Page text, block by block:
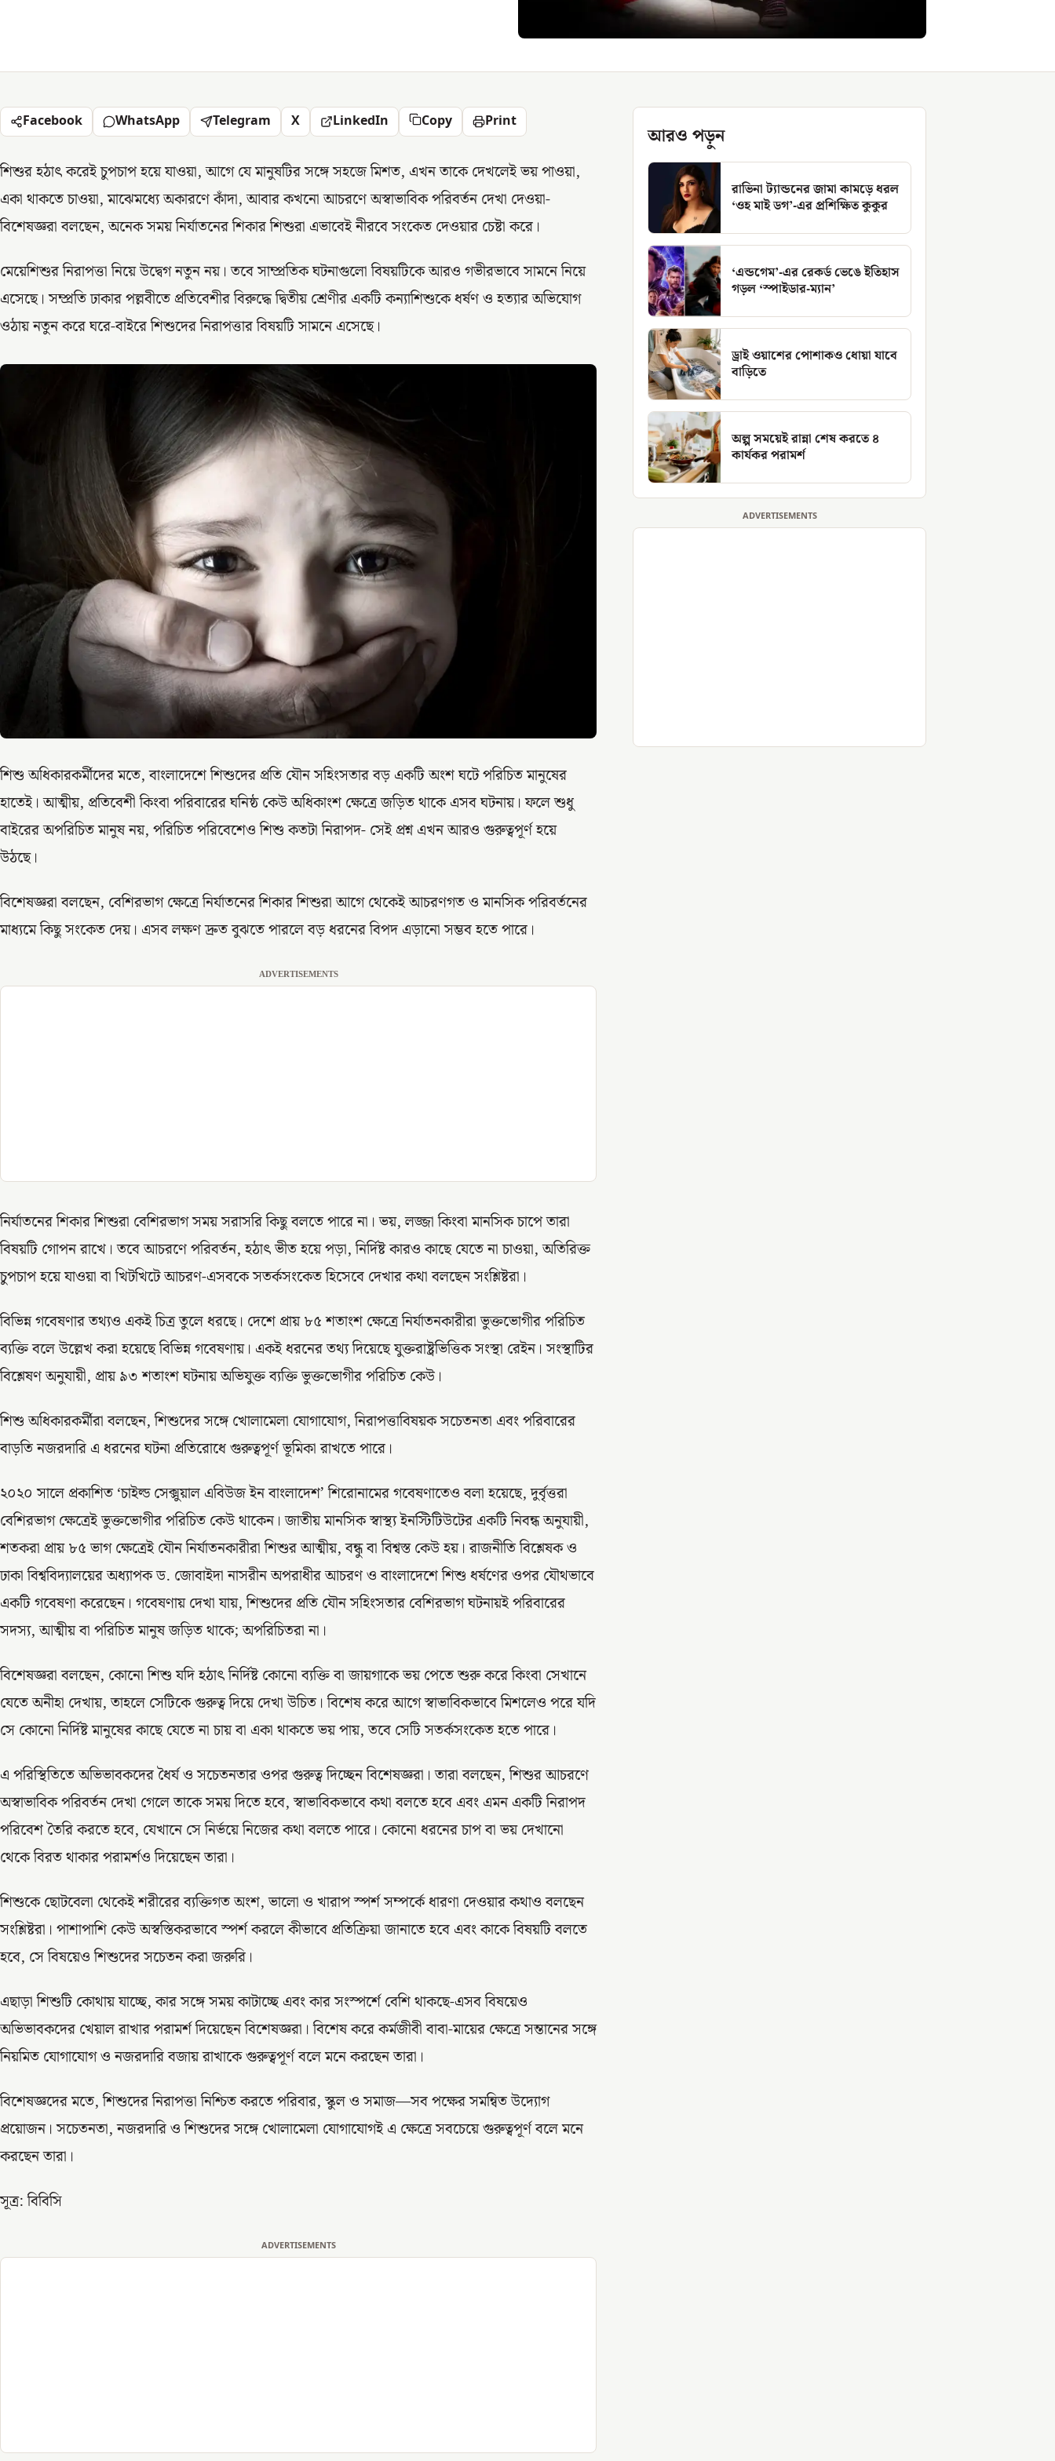
Facebook WhatsApp Telegram X LinkedIn Copy Print
শিশুর হঠাৎ করেই চুপচাপ হয়ে যাওয়া, আগে যে মানুষটির সঙ্গে সহজে মিশত, এখন তাকে দেখলেই ভয় পাওয়া,
একা থাকতে চাওয়া, মাঝেমধ্যে অকারণে কাঁদা, আবার কখনো আচরণে অস্বাভাবিক পরিবর্তন দেখা দেওয়া-
বিশেষজ্ঞরা বলছেন, অনেক সময় নির্যাতনের শিকার শিশুরা এভাবেই নীরবে সংকেত দেওয়ার চেষ্টা করে।
মেয়েশিশুর নিরাপত্তা নিয়ে উদ্বেগ নতুন নয়। তবে সাম্প্রতিক ঘটনাগুলো বিষয়টিকে আরও গভীরভাবে সামনে নিয়ে
এসেছে। সম্প্রতি ঢাকার পল্লবীতে প্রতিবেশীর বিরুদ্ধে দ্বিতীয় শ্রেণীর একটি কন্যাশিশুকে ধর্ষণ ও হত্যার অভিযোগ
ওঠায় নতুন করে ঘরে-বাইরে শিশুদের নিরাপত্তার বিষয়টি সামনে এসেছে।
শিশু অধিকারকর্মীদের মতে, বাংলাদেশে শিশুদের প্রতি যৌন সহিংসতার বড় একটি অংশ ঘটে পরিচিত মানুষের
হাতেই। আত্মীয়, প্রতিবেশী কিংবা পরিবারের ঘনিষ্ঠ কেউ অধিকাংশ ক্ষেত্রে জড়িত থাকে এসব ঘটনায়। ফলে শুধু
বাইরের অপরিচিত মানুষ নয়, পরিচিত পরিবেশেও শিশু কতটা নিরাপদ- সেই প্রশ্ন এখন আরও গুরুত্বপূর্ণ হয়ে
উঠছে।
বিশেষজ্ঞরা বলছেন, বেশিরভাগ ক্ষেত্রে নির্যাতনের শিকার শিশুরা আগে থেকেই আচরণগত ও মানসিক পরিবর্তনের
মাধ্যমে কিছু সংকেত দেয়। এসব লক্ষণ দ্রুত বুঝতে পারলে বড় ধরনের বিপদ এড়ানো সম্ভব হতে পারে।
ADVERTISEMENTS
নির্যাতনের শিকার শিশুরা বেশিরভাগ সময় সরাসরি কিছু বলতে পারে না। ভয়, লজ্জা কিংবা মানসিক চাপে তারা
বিষয়টি গোপন রাখে। তবে আচরণে পরিবর্তন, হঠাৎ ভীত হয়ে পড়া, নির্দিষ্ট কারও কাছে যেতে না চাওয়া, অতিরিক্ত
চুপচাপ হয়ে যাওয়া বা খিটখিটে আচরণ-এসবকে সতর্কসংকেত হিসেবে দেখার কথা বলছেন সংশ্লিষ্টরা।
বিভিন্ন গবেষণার তথ্যও একই চিত্র তুলে ধরছে। দেশে প্রায় ৮৫ শতাংশ ক্ষেত্রে নির্যাতনকারীরা ভুক্তভোগীর পরিচিত
ব্যক্তি বলে উল্লেখ করা হয়েছে বিভিন্ন গবেষণায়। একই ধরনের তথ্য দিয়েছে যুক্তরাষ্ট্রভিত্তিক সংস্থা রেইন। সংস্থাটির
বিশ্লেষণ অনুযায়ী, প্রায় ৯৩ শতাংশ ঘটনায় অভিযুক্ত ব্যক্তি ভুক্তভোগীর পরিচিত কেউ।
শিশু অধিকারকর্মীরা বলছেন, শিশুদের সঙ্গে খোলামেলা যোগাযোগ, নিরাপত্তাবিষয়ক সচেতনতা এবং পরিবারের
বাড়তি নজরদারি এ ধরনের ঘটনা প্রতিরোধে গুরুত্বপূর্ণ ভূমিকা রাখতে পারে।
২০২০ সালে প্রকাশিত ‘চাইল্ড সেক্সুয়াল এবিউজ ইন বাংলাদেশ’ শিরোনামের গবেষণাতেও বলা হয়েছে, দুর্বৃত্তরা
বেশিরভাগ ক্ষেত্রেই ভুক্তভোগীর পরিচিত কেউ থাকেন। জাতীয় মানসিক স্বাস্থ্য ইনস্টিটিউটের একটি নিবন্ধ অনুযায়ী,
শতকরা প্রায় ৮৫ ভাগ ক্ষেত্রেই যৌন নির্যাতনকারীরা শিশুর আত্মীয়, বন্ধু বা বিশ্বস্ত কেউ হয়। রাজনীতি বিশ্লেষক ও
ঢাকা বিশ্ববিদ্যালয়ের অধ্যাপক ড. জোবাইদা নাসরীন অপরাধীর আচরণ ও বাংলাদেশে শিশু ধর্ষণের ওপর যৌথভাবে
একটি গবেষণা করেছেন। গবেষণায় দেখা যায়, শিশুদের প্রতি যৌন সহিংসতার বেশিরভাগ ঘটনায়ই পরিবারের
সদস্য, আত্মীয় বা পরিচিত মানুষ জড়িত থাকে; অপরিচিতরা না।
বিশেষজ্ঞরা বলছেন, কোনো শিশু যদি হঠাৎ নির্দিষ্ট কোনো ব্যক্তি বা জায়গাকে ভয় পেতে শুরু করে কিংবা সেখানে
যেতে অনীহা দেখায়, তাহলে সেটিকে গুরুত্ব দিয়ে দেখা উচিত। বিশেষ করে আগে স্বাভাবিকভাবে মিশলেও পরে যদি
সে কোনো নির্দিষ্ট মানুষের কাছে যেতে না চায় বা একা থাকতে ভয় পায়, তবে সেটি সতর্কসংকেত হতে পারে।
এ পরিস্থিতিতে অভিভাবকদের ধৈর্য ও সচেতনতার ওপর গুরুত্ব দিচ্ছেন বিশেষজ্ঞরা। তারা বলছেন, শিশুর আচরণে
অস্বাভাবিক পরিবর্তন দেখা গেলে তাকে সময় দিতে হবে, স্বাভাবিকভাবে কথা বলতে হবে এবং এমন একটি নিরাপদ
পরিবেশ তৈরি করতে হবে, যেখানে সে নির্ভয়ে নিজের কথা বলতে পারে। কোনো ধরনের চাপ বা ভয় দেখানো
থেকে বিরত থাকার পরামর্শও দিয়েছেন তারা।
শিশুকে ছোটবেলা থেকেই শরীরের ব্যক্তিগত অংশ, ভালো ও খারাপ স্পর্শ সম্পর্কে ধারণা দেওয়ার কথাও বলছেন
সংশ্লিষ্টরা। পাশাপাশি কেউ অস্বস্তিকরভাবে স্পর্শ করলে কীভাবে প্রতিক্রিয়া জানাতে হবে এবং কাকে বিষয়টি বলতে
হবে, সে বিষয়েও শিশুদের সচেতন করা জরুরি।
এছাড়া শিশুটি কোথায় যাচ্ছে, কার সঙ্গে সময় কাটাচ্ছে এবং কার সংস্পর্শে বেশি থাকছে-এসব বিষয়েও
অভিভাবকদের খেয়াল রাখার পরামর্শ দিয়েছেন বিশেষজ্ঞরা। বিশেষ করে কর্মজীবী বাবা-মায়ের ক্ষেত্রে সন্তানের সঙ্গে
নিয়মিত যোগাযোগ ও নজরদারি বজায় রাখাকে গুরুত্বপূর্ণ বলে মনে করছেন তারা।
বিশেষজ্ঞদের মতে, শিশুদের নিরাপত্তা নিশ্চিত করতে পরিবার, স্কুল ও সমাজ—সব পক্ষের সমন্বিত উদ্যোগ
প্রয়োজন। সচেতনতা, নজরদারি ও শিশুদের সঙ্গে খোলামেলা যোগাযোগই এ ক্ষেত্রে সবচেয়ে গুরুত্বপূর্ণ বলে মনে
করছেন তারা।
সূত্র: বিবিসি
ADVERTISEMENTS
আরও পড়ুন
রাভিনা ট্যান্ডনের জামা কামড়ে ধরল
‘ওহ মাই ডগ’-এর প্রশিক্ষিত কুকুর
‘এন্ডগেম’-এর রেকর্ড ভেঙে ইতিহাস
গড়ল ‘স্পাইডার-ম্যান’
ড্রাই ওয়াশের পোশাকও ধোয়া যাবে
বাড়িতে
অল্প সময়েই রান্না শেষ করতে ৪
কার্যকর পরামর্শ
ADVERTISEMENTS